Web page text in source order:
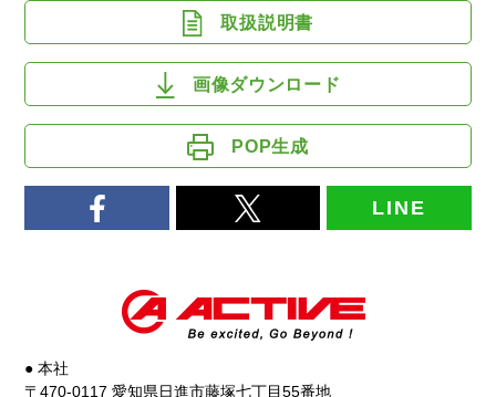
取扱説明書
画像ダウンロード
POP生成
LINE
● 本社
〒470-0117 愛知県日進市藤塚七丁目55番地